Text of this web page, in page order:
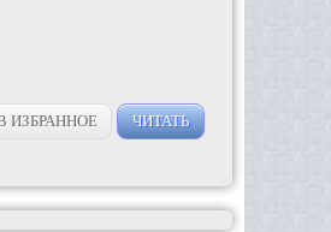
ИЗБРАННОЕ ЧИТАТЬ